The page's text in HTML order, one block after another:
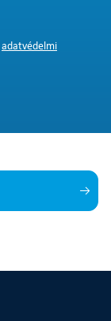
adatvédelmi